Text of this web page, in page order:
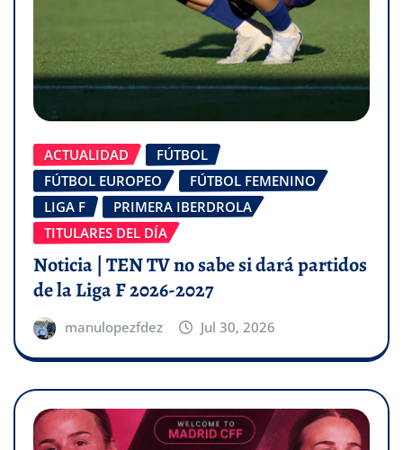
ACTUALIDAD
FÚTBOL
FÚTBOL EUROPEO
FÚTBOL FEMENINO
LIGA F
PRIMERA IBERDROLA
TITULARES DEL DÍA
Noticia | TEN TV no sabe si dará partidos
de la Liga F 2026-2027
manulopezfdez Jul 30, 2026